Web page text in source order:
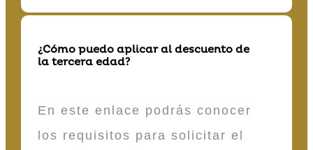
¿Cómo puedo aplicar al descuento de
la tercera edad?
En este enlace podrás conocer
los requisitos para solicitar el